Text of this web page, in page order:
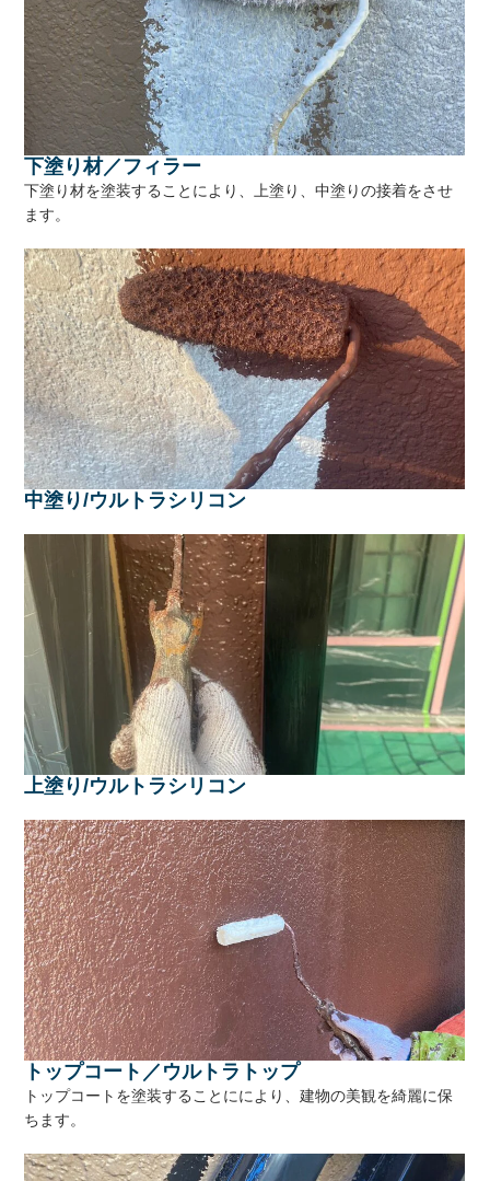
下塗り材／フィラー
下塗り材を塗装することにより、上塗り、中塗りの接着をさせ
ます。
中塗り/ウルトラシリコン
上塗り/ウルトラシリコン
トップコート／ウルトラトップ
トップコートを塗装することににより、建物の美観を綺麗に保
ちます。